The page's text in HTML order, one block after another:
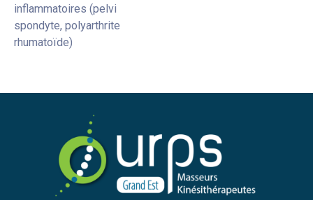
inflammatoires (pelvi
spondyte, polyarthrite
rhumatoïde)